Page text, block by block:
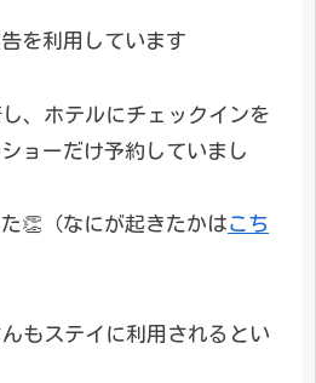
を利用しています
、ホテルにチェックインを
ョーだけ予約していまし
👏（なにが起きたかはこち
もステイに利用されるとい